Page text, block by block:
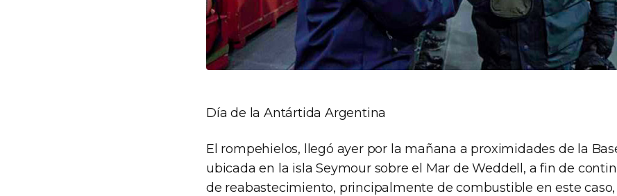
Día de la Antártida Argentina
El rompehielos, llegó ayer por la mañana a proximidades de la
ubicada en la isla Seymour sobre el Mar de Weddell, a fin de
de reabastecimiento, principalmente de combustible en este